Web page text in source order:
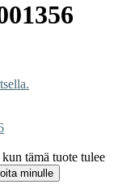
tämä tuote tulee